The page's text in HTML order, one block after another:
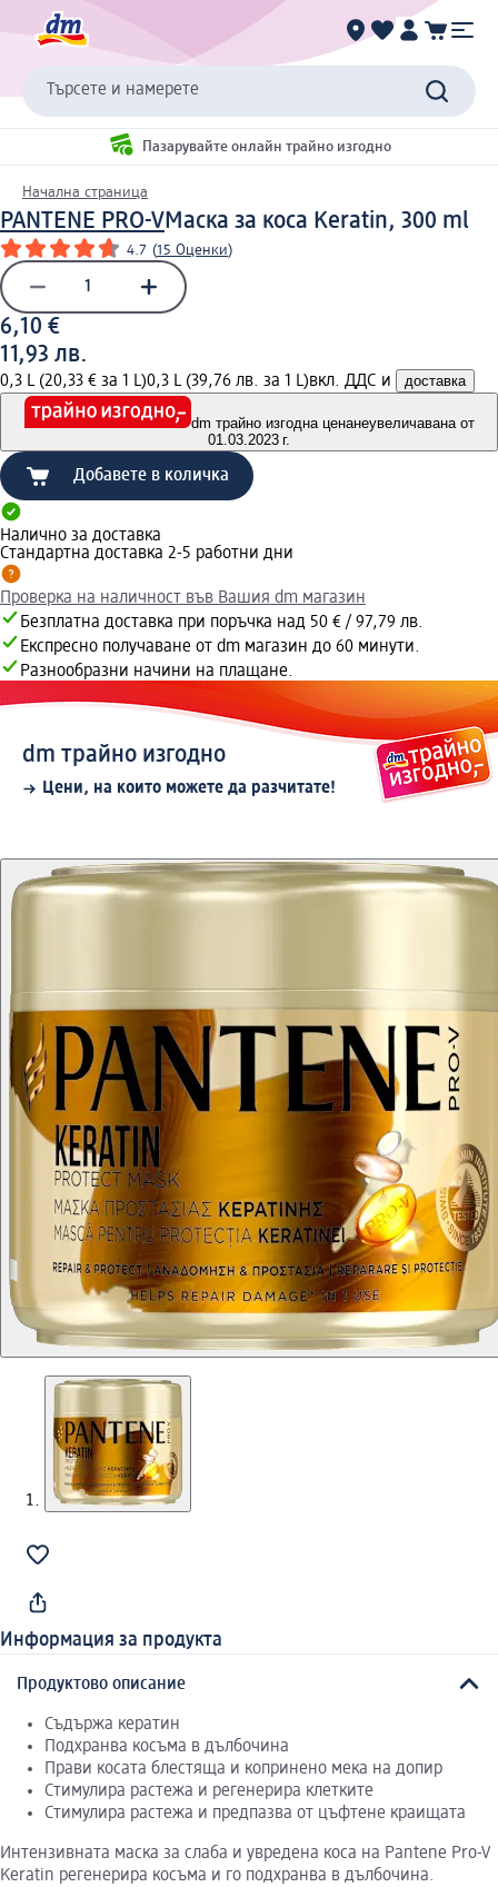
Търсете и намерете
Пазарувайте онлайн трайно изгодно
Начална страница
PANTENE PRO-VМаска за коса Keratin, 300 ml
4.7 (15 Оценки)
6,10 €
11,93 лв.
0,3 L (20,33 € за 1 L)0,3 L (39,76 лв. за 1 L)вкл. ДДС и доставка
dm трайно изгодна ценанеувеличавана от
01.03.2023 г.
Добавете в количка
Налично за доставка
Стандартна доставка 2-5 работни дни
Проверка на наличност във Вашия dm магазин
Безплатна доставка при поръчка над 50 € / 97,79 лв.
Експресно получаване от dm магазин до 60 минути.
Разнообразни начини на плащане.
dm трайно изгодно
Цени, на които можете да разчитате!
Информация за продукта
Продуктово описание
Съдържа кератин
Подхранва косъма в дълбочина
Прави косата блестяща и копринено мека на допир
Стимулира растежа и регенерира клетките
Стимулира растежа и предпазва от цъфтене краищата
Интензивната маска за слаба и увредена коса на Pantene Pro-V
Keratin регенерира косъма и го подхранва в дълбочина.